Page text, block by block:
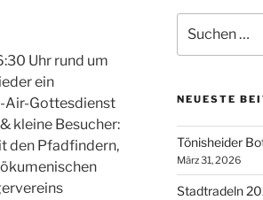
Uhr rund um
ein
Air-Gottesdienst
kleine Besucher:
den Pfadfindern,
nach:
NEUESTE
Tönisheider
März 31, 2026
Stadtradeln